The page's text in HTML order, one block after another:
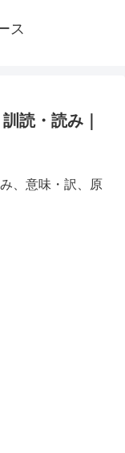
ス
読・読み｜
、意味・訳、原